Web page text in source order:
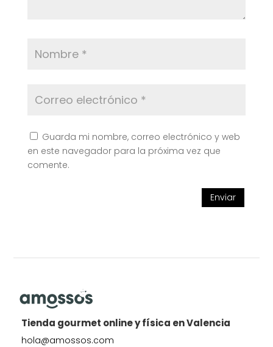
Guarda mi nombre, correo electrónico y web
en este navegador para la próxima vez que
comente.
Enviar
Tienda gourmet online y física en Valencia
hola@amossos.com